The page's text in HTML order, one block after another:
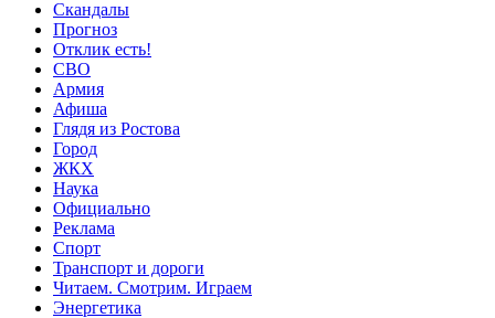
Скандалы
Прогноз
Отклик есть!
СВО
Армия
Афиша
Глядя из Ростова
Город
ЖКХ
Наука
Официально
Реклама
Спорт
Транспорт и дороги
Читаем. Смотрим. Играем
Энергетика